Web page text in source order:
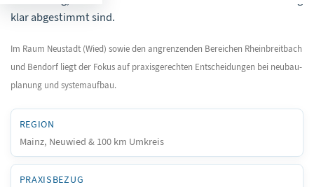
klar abgestimmt sind.
Im Raum Neustadt (Wied) sowie den angrenzenden Bereichen Rheinbreitbach
und Bendorf liegt der Fokus auf praxisgerechten Entscheidungen bei neubau-
planung und systemaufbau.
REGION
Mainz, Neuwied & 100 km Umkreis
PRAXISBEZUG